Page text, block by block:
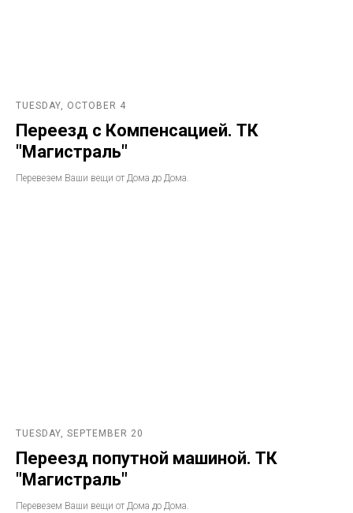
TUESDAY, OCTOBER 4
Переезд с Компенсацией. ТК
"Магистраль"
Перевезем Ваши вещи от Дома до Дома.
TUESDAY, SEPTEMBER 20
Переезд попутной машиной. ТК
"Магистраль"
Перевезем Ваши вещи от Дома до Дома.